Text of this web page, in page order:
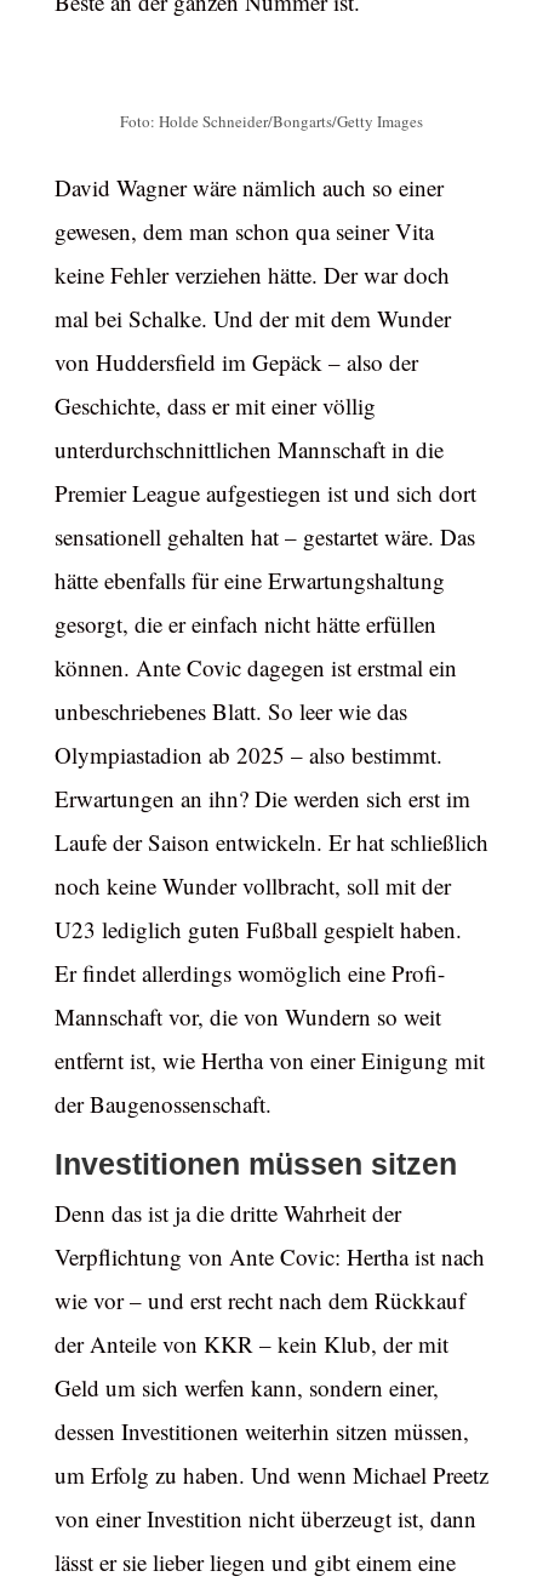
Foto: Holde Schneider/Bongarts/Getty Images
David Wagner wäre nämlich auch so einer
gewesen, dem man schon qua seiner Vita
keine Fehler verziehen hätte. Der war doch
mal bei Schalke. Und der mit dem Wunder
von Huddersfield im Gepäck – also der
Geschichte, dass er mit einer völlig
unterdurchschnittlichen Mannschaft in die
Premier League aufgestiegen ist und sich dort
sensationell gehalten hat – gestartet wäre. Das
hätte ebenfalls für eine Erwartungshaltung
gesorgt, die er einfach nicht hätte erfüllen
können. Ante Covic dagegen ist erstmal ein
unbeschriebenes Blatt. So leer wie das
Olympiastadion ab 2025 – also bestimmt.
Erwartungen an ihn? Die werden sich erst im
Laufe der Saison entwickeln. Er hat schließlich
noch keine Wunder vollbracht, soll mit der
U23 lediglich guten Fußball gespielt haben.
Er findet allerdings womöglich eine Profi-
Mannschaft vor, die von Wundern so weit
entfernt ist, wie Hertha von einer Einigung mit
der Baugenossenschaft.
Investitionen müssen sitzen
Denn das ist ja die dritte Wahrheit der
Verpflichtung von Ante Covic: Hertha ist nach
wie vor – und erst recht nach dem Rückkauf
der Anteile von KKR – kein Klub, der mit
Geld um sich werfen kann, sondern einer,
dessen Investitionen weiterhin sitzen müssen,
um Erfolg zu haben. Und wenn Michael Preetz
von einer Investition nicht überzeugt ist, dann
lässt er sie lieber liegen und gibt einem eine